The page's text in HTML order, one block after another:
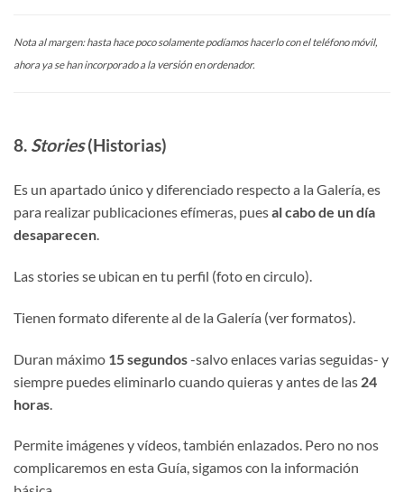
Nota al margen: hasta hace poco solamente podíamos hacerlo con el teléfono móvil,
ahora ya se han incorporado a laversión en ordenador.
8. Stories(Historias)
Es un apartado único y diferenciado respecto a la Galería, es
para realizar publicaciones efímeras, puesal cabo de un día
desaparecen.
Las stories se ubican en tu perfil (foto en circulo).
Tienen formato diferente al de la Galería (ver formatos).
Duran máximo 15 segundos-salvo enlaces varias seguidas- y
siempre puedes eliminarlo cuando quieras y antes de las 24
horas
Permite imágenes y vídeos, también enlazados. Pero no nos
complicaremos en esta Guía, sigamos con la información